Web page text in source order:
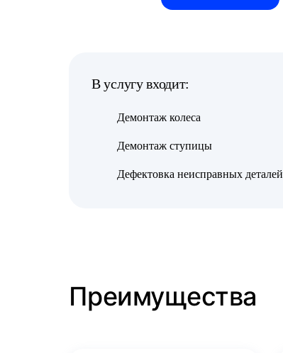
В услугу входит:
Демонтаж колеса
Демонтаж ступицы
Дефектовка неисправных деталей
Преимущества